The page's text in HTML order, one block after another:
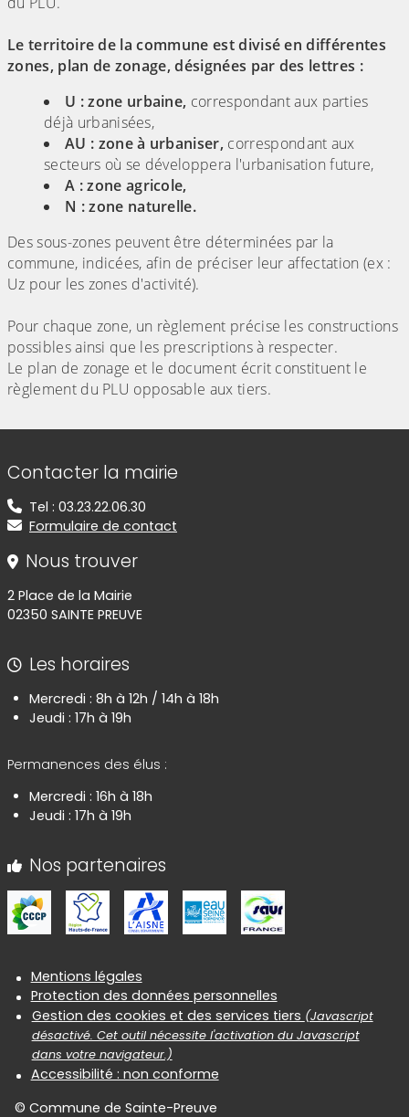
Le territoire de la commune est divisé en différentes
zones, plan de zonage, désignées par des lettres :
U : zone urbaine, correspondant aux parties
déjà urbanisées,
AU : zone à urbaniser, correspondant aux
secteurs où se développera l'urbanisation future,
A : zone agricole,
N : zone naturelle.
Des sous-zones peuvent être déterminées par la
commune, indicées, afin de préciser leur affectation (ex :
Uz pour les zones d'activité).
Pour chaque zone, un règlement précise les constructions
possibles ainsi que les prescriptions à respecter.
Le plan de zonage et le document écrit constituent le
règlement du PLU opposable aux tiers.
Informations de contact
Contacter la mairie
Tel : 03.23.22.06.30
Formulaire de contact
Nous trouver
2 Place de la Mairie
02350 SAINTE PREUVE
Les horaires
Mercredi : 8h à 12h / 14h à 18h
Jeudi : 17h à 19h
Permanences des élus :
Mercredi : 16h à 18h
Jeudi : 17h à 19h
Nos partenaires
Informations réglementaires
Mentions légales
Protection des données personnelles
Gestion des cookies et des services tiers (Javascript
désactivé. Cet outil nécessite l'activation du Javascript
dans votre navigateur.)
Accessibilité : non conforme
© Commune de Sainte-Preuve